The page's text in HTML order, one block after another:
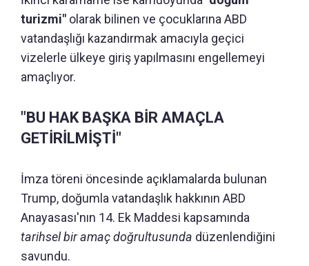
turizmi" olarak bilinen ve çocuklarına ABD
vatandaşlığı kazandırmak amacıyla geçici
vizelerle ülkeye giriş yapılmasını engellemeyi
amaçlıyor.
"BU HAK BAŞKA BİR AMAÇLA
GETİRİLMİŞTİ"
İmza töreni öncesinde açıklamalarda bulunan
Trump, doğumla vatandaşlık hakkının ABD
Anayasası'nın 14. Ek Maddesi kapsamında
tarihsel bir amaç doğrultusunda düzenlendiğini
savundu.